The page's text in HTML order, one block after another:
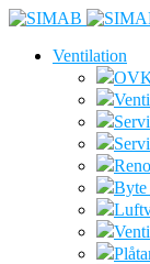
Ventilation
Byte